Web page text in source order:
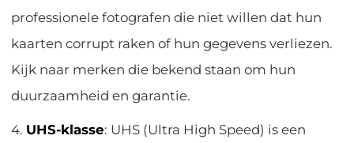
professionele fotografen die niet willen dat hun
kaarten corrupt raken of hun gegevens verliezen.
Kijk naar merken die bekend staan om hun
duurzaamheid en garantie.
4. UHS-klasse: UHS (Ultra High Speed) is een